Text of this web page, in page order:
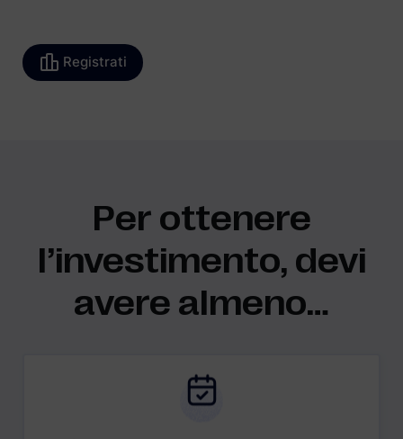
Registrati
Per ottenere
l’investimento, devi
avere almeno…